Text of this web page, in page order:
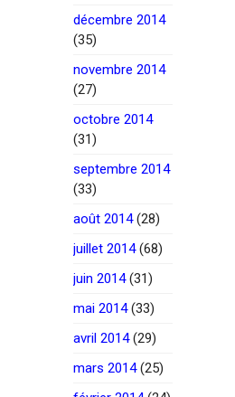
décembre 2014
(35)
novembre 2014
(27)
octobre 2014
(31)
septembre 2014
(33)
août 2014(28)
juillet 2014(68)
juin 2014(31)
mai 2014(33)
avril 2014(29)
mars 2014(25)